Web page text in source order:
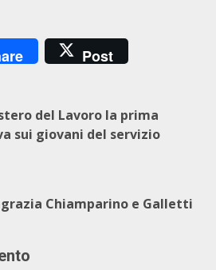
Post
del Lavoro la prima
sui giovani del servizio
Chiamparino e Galletti